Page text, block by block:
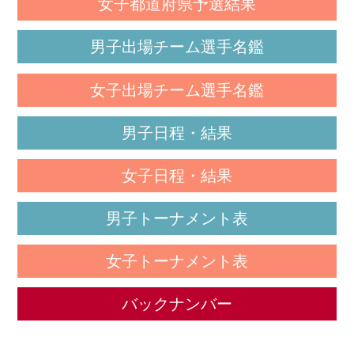
女子都道府県予選結果
男子出場チーム選手名鑑
女子出場チーム選手名鑑
男子日程・結果
女子日程・結果
男子トーナメント表
女子トーナメント表
バックナンバー